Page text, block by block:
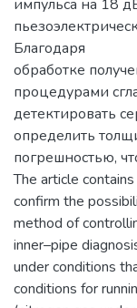
импульса на 18
Благодаря
обработке
процедурами
детектировать
определить
погрешностью,
The article
confirm the
method of
inner–pipe
under conditions
conditions for